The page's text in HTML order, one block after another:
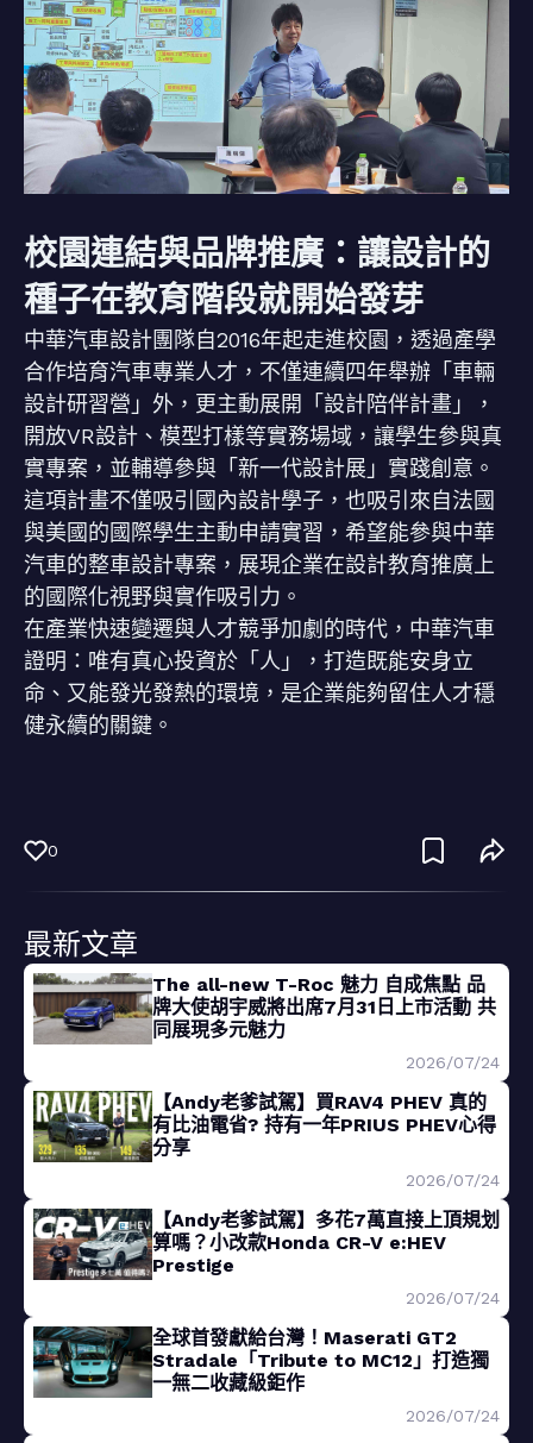
校園連結與品牌推廣：讓設計的
種子在教育階段就開始發芽
中華汽車設計團隊自2016年起走進校園，透過產學
合作培育汽車專業人才，不僅連續四年舉辦「車輛
設計研習營」外，更主動展開「設計陪伴計畫」，
開放VR設計、模型打樣等實務場域，讓學生參與真
實專案，並輔導參與「新一代設計展」實踐創意。
這項計畫不僅吸引國內設計學子，也吸引來自法國
與美國的國際學生主動申請實習，希望能參與中華
汽車的整車設計專案，展現企業在設計教育推廣上
的國際化視野與實作吸引力。
在產業快速變遷與人才競爭加劇的時代，中華汽車
證明：唯有真心投資於「人」，打造既能安身立
命、又能發光發熱的環境，是企業能夠留住人才穩
健永續的關鍵。
0
最新文章
The all-new T-Roc 魅力 自成焦點 品
牌大使胡宇威將出席7月31日上市活動 共
同展現多元魅力
2026/07/24
【Andy老爹試駕】買RAV4 PHEV 真的
有比油電省? 持有一年PRIUS PHEV心得
分享
2026/07/24
【Andy老爹試駕】多花7萬直接上頂規划
算嗎？小改款Honda CR-V e:HEV
Prestige
2026/07/24
全球首發獻給台灣！Maserati GT2
Stradale「Tribute to MC12」打造獨
一無二收藏級鉅作
2026/07/24